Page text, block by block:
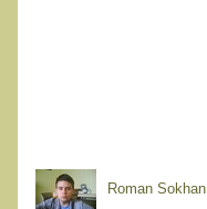
Roman Sokhan